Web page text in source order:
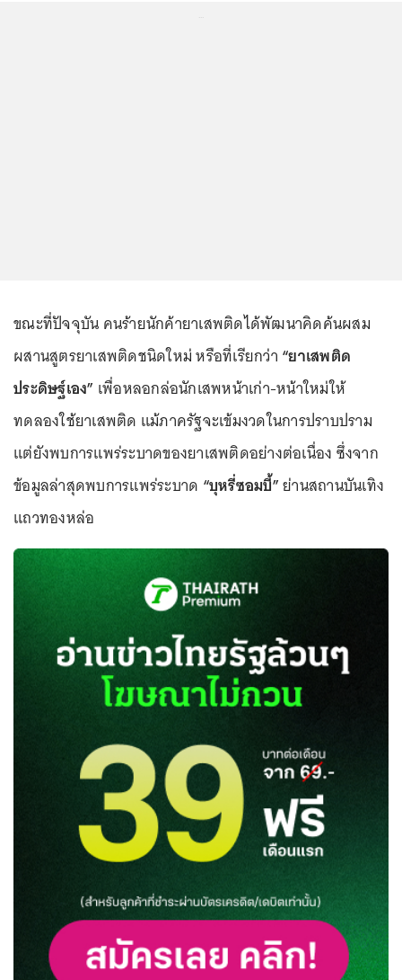
ขณะที่ปัจจุบัน คนร้ายนักค้ายาเสพติดได้พัฒนาคิดค้นผสม
ผสานสูตรยาเสพติดชนิดใหม่ หรือที่เรียกว่า “ยาเสพติด
ประดิษฐ์เอง” เพื่อหลอกล่อนักเสพหน้าเก่า-หน้าใหม่ให้
ทดลองใช้ยาเสพติด แม้ภาครัฐจะเข้มงวดในการปราบปราม
แต่ยังพบการแพร่ระบาดของยาเสพติดอย่างต่อเนื่อง ซึ่งจาก
ข้อมูลล่าสุดพบการแพร่ระบาด “บุหรี่ซอมบี้”ย่านสถานบันเทิง
แถวทองหล่อ